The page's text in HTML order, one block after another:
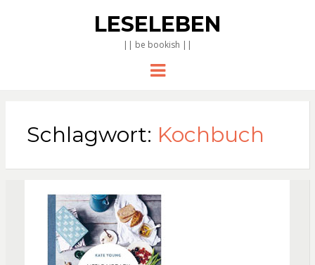
LESELEBEN
|| be bookish ||
Menu
Schlagwort: Kochbuch